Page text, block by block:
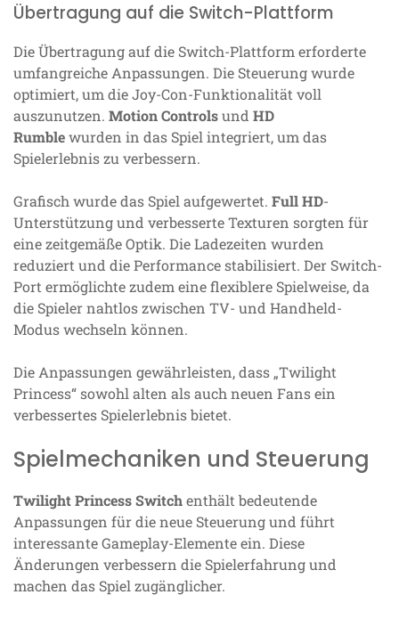
Übertragung auf die Switch-Plattform
Die Übertragung auf die Switch-Plattform erforderte
umfangreiche Anpassungen. Die Steuerung wurde
optimiert, um die Joy-Con-Funktionalität voll
auszunutzen. Motion Controlsund HD
Rumblewurden in das Spiel integriert, um das
Spielerlebnis zu verbessern.
Grafisch wurde das Spiel aufgewertet. Full HD-
Unterstützung und verbesserte Texturen sorgten für
eine zeitgemäße Optik. Die Ladezeiten wurden
reduziert und die Performance stabilisiert. Der Switch-
Port ermöglichte zudem eine flexiblere Spielweise, da
die Spieler nahtlos zwischen TV- und Handheld-
Modus wechseln können.
Die Anpassungen gewährleisten, dass „Twilight
Princess“ sowohl alten als auch neuen Fans ein
verbessertes Spielerlebnis bietet.
Spielmechaniken und Steuerung
Twilight Princess Switchenthält bedeutende
Anpassungen für die neue Steuerung und führt
interessante Gameplay-Elemente ein. Diese
Änderungen verbessern die Spielerfahrung und
machen das Spiel zugänglicher.